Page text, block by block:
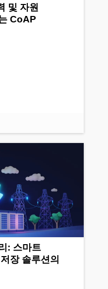
및 자원
CoAP
: 스마트
장 솔루션의